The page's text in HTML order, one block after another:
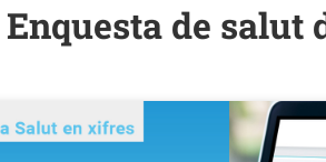
Enquesta de salut